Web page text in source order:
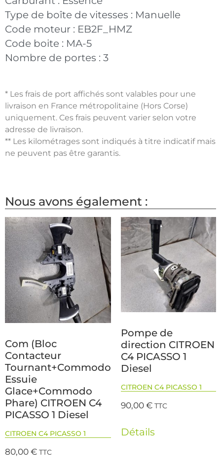
Type de boîte de vitesses : Manuelle
Code moteur : EB2F_HMZ
Code boite : MA-5
Nombre de portes : 3
* Les frais de port affichés sont valables pour une
livraison en France métropolitaine (Hors Corse)
uniquement. Ces frais peuvent varier selon votre
adresse de livraison.
** Les kilométrages sont indiqués à titre indicatif mais
ne peuvent pas être garantis.
Nous avons également :
Com (Bloc
Contacteur
Tournant+Commodo
Essuie
Glace+Commodo
Phare) CITROEN C4
PICASSO 1 Diesel
CITROEN C4 PICASSO 1
80,00€ TTC
Pompe de
direction CITROEN
C4 PICASSO 1
Diesel
CITROEN C4 PICASSO 1
90,00€ TTC
Détails